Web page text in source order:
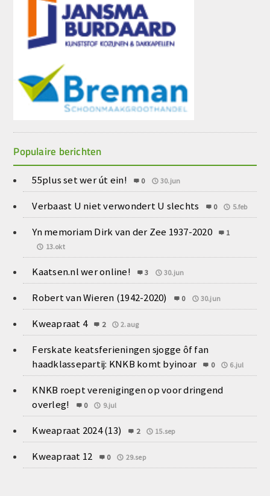
Populaire berichten
55plus set wer út ein! 0 30.jun
Verbaast U niet verwondert U slechts 0 5.feb
Yn memoriam Dirk van der Zee 1937-2020
1
13.okt
Kaatsen.nl wer online! 3 30.jun
Robert van Wieren (1942-2020) 0 30.jun
Kweapraat 4 2 2.aug
Ferskate keatsferieningen sjogge ôf fan
haadklassepartij: KNKB komt byinoar
0 6.jul
KNKB roept verenigingen op voor dringend
overleg!
0 9.jul
Kweapraat 2024 (13) 2 15.sep
Kweapraat 12 0 29.sep